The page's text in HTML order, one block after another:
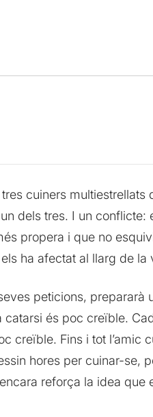
cuiners
dels tres. I un conflicte:
propera i que no
ha afectat al llarg de la
peticions,
és poc creïble.
creïble. Fins i tot
hores per cuinar-se,
reforça la idea que